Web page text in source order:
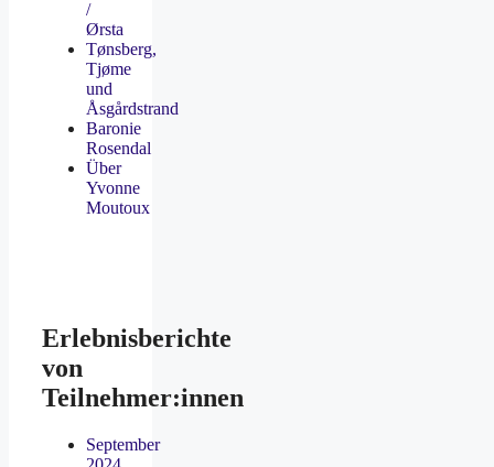
/
Ørsta
Tønsberg,
Tjøme
und
Åsgårdstrand
Baronie
Rosendal
Über
Yvonne
Moutoux
Erlebnisberichte
von
Teilnehmer:innen
September